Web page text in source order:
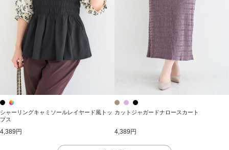
シャーリングキャミソールレイヤード風トッ
プス
4,389円
カットジャガードナロースカート
4,389円